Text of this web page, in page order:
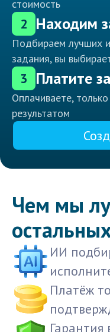
стоимость
2 Находим
Подбираем лучших
задания, вы
3 Платите
Оплачиваете,
результатом
Чем мы
ИИ
Платёж
Гарантия